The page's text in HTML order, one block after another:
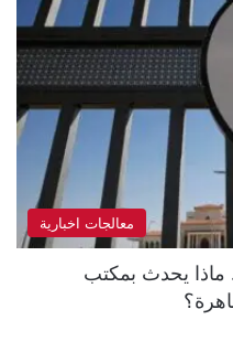
معالجات اخبارية
ماذا يحدث بمكتب